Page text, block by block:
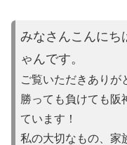
みなさんこんにち
ゃんです。
ご覧いただきありが
勝っても負けても阪
ています！
私の大切なもの、家